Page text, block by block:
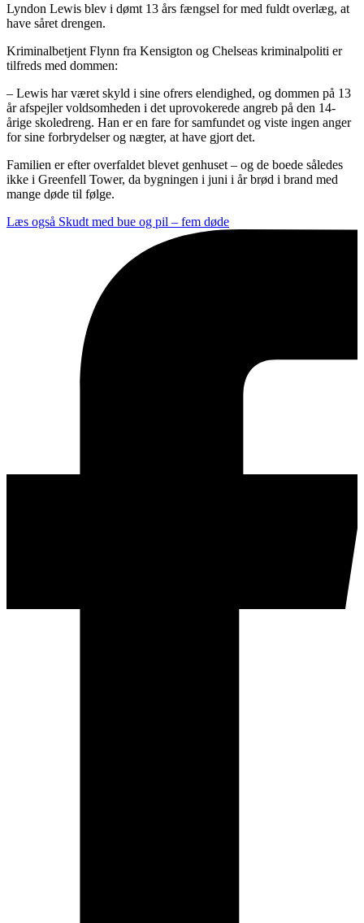
Lyndon Lewis blev i dømt 13 års fængsel for med fuldt overlæg, at
have såret drengen.
Kriminalbetjent Flynn fra Kensigton og Chelseas kriminalpoliti er
tilfreds med dommen:
– Lewis har været skyld i sine ofrers elendighed, og dommen på 13
år afspejler voldsomheden i det uprovokerede angreb på den 14-
årige skoledreng. Han er en fare for samfundet og viste ingen anger
for sine forbrydelser og nægter, at have gjort det.
Familien er efter overfaldet blevet genhuset – og de boede således
ikke i Greenfell Tower, da bygningen i juni i år brød i brand med
mange døde til følge.
Læs også Skudt med bue og pil – fem døde